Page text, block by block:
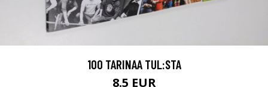
100 TARINAA TUL:STA
8.5 EUR